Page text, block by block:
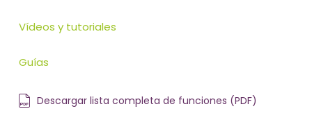
Vídeos y tutoriales
Guías
Descargar lista completa de funciones (PDF)